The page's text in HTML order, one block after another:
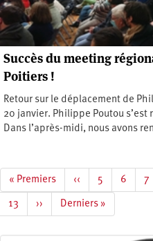
Succès du meeting
Poitiers !
Retour sur le déplacement de
20 janvier. Philippe Poutou
Dans l’après-midi, nous avons
Première
page
« Premiers
Page
précédente
‹‹ Page
5 Page
6 7
Page
13
Page
suivante
››
Dernière
page
Derniers »